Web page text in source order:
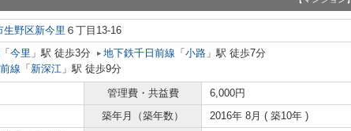
生野区新今里 ６丁目13-16
「 今里 」駅 徒歩3分 地下鉄千日前線 「 小路 」駅 徒歩7分
線 「 新深江 」駅 徒歩9分
管理費・共益費
6,000円
築年月（築年数） 2016年 8月 ( 築10年 )